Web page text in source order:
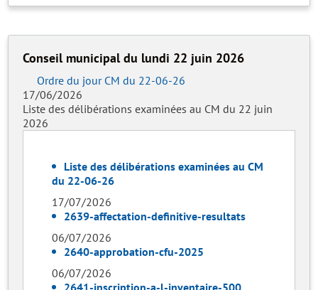
Conseil municipal du lundi 22 juin 2026
Ordre du jour CM du 22-06-26
17/06/2026
Liste des délibérations examinées au CM du 22 juin
2026
Liste des délibérations examinées au CM
du 22-06-26
17/07/2026
2639-affectation-definitive-resultats
06/07/2026
2640-approbation-cfu-2025
06/07/2026
2641-inscription-a-l-inventaire-500